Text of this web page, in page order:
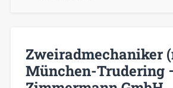
Zweiradmechaniker
München-Trudering